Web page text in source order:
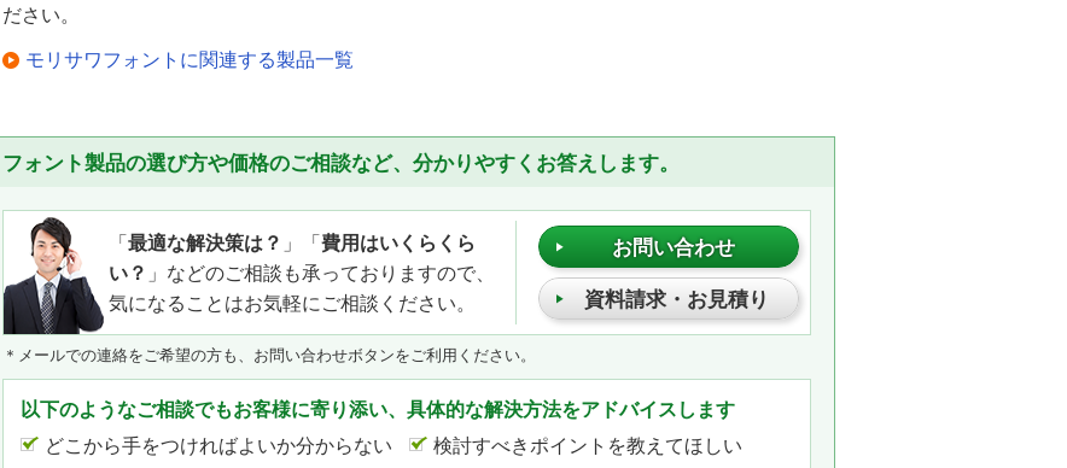
ださい。
モリサワフォントに関連する製品一覧
フォント製品の選び方や価格のご相談など、分かりやすくお答えします。
「 最適な解決策は？ 」「 費用はいくらくら
い？ 」などのご相談も承っておりますので、
気になることはお気軽にご相談ください。
お問い合わせ
資料請求・お見積り
＊メールでの連絡をご希望の方も、お問い合わせボタンをご利用ください。
以下のようなご相談でもお客様に寄り添い、具体的な解決方法をアドバイスします
どこから手をつければよいか分からない
検討すべきポイントを教えてほしい